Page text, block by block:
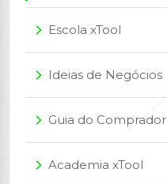
arrow_forward_ios Escola xTool
arrow_forward_ios Ideias de Negócios
arrow_forward_ios Guia do Comprador
arrow_forward_ios Academia xTool